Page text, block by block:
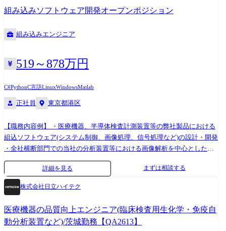
設計者と連携した評価計画の立案 ・テスト実行:テストコードの作成・実
行 ・品質管理:不具合や問題点の調査・分析 ※育成・サポート体制(SSD
開発未経験者向け) ・基礎教育:SSDの基礎知識を習得するための導入研修
の受講 ・実務サポート:OJTによる継続的なスキルアップ支援 [従事すべ
指示する業務 【使用ツール】 C/C++, Python, AIツール Linux, Windows,
Redmine. Jira, Jenkins 等
組み込みソフトウェア開発オープンポジション
組み込みエンジニア
519～878万円
C#PythonC言語LinuxWindowsMatlab
正社員 東京都港区
【職務内容例】 ・医療機器、半導体検査計測装置等の弊社製品における
組込ソフトウェア(システム制御、画像処理、信号処理など)の設計・開発
・全社横断部門での当社の分析装置等における画像解析を中心としたAI
の開発、およびそれを活用したソリューションの開発業務 ・ロボットシ
ステム技術と関連ソフトウェアの開発(開発環境:ROS) ●変更の範囲:会社
の定める業務 【開発環境】 言語:Python、C、C++、C# 環境: Linux、
VxWorks、T-Kernel、MATLAB、Simulink 、 Windowsなど 【日立ハイテ
クとは】 当社は安定的な経営基盤を誇る日立グループの中でもメーカー
と商社の機能を併せ持つ稀有な企業であり、製造、販売、サービスまで
を一貫して手掛けることであらゆる顧客ニーズに応えられる強みを有し
詳細を見る まずは相談する
株式会社日立ハイテク
医療機器の品質向上エンジニア(臨床検査用生化学・免疫自
動分析装置など)/茨城勤務【QA2613】